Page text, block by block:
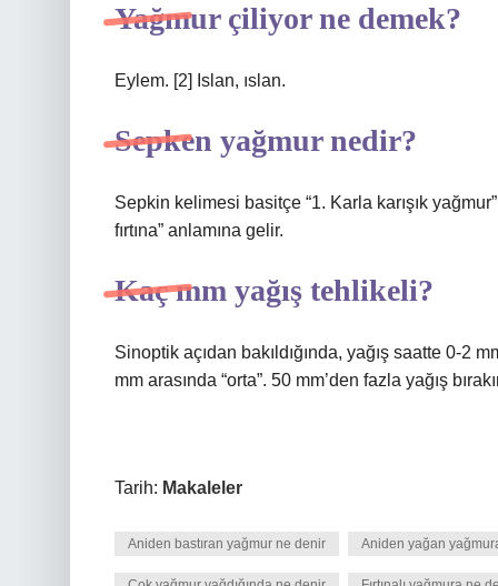
Yağmur çiliyor ne demek?
Eylem. [2] Islan, ıslan.
Sepken yağmur nedir?
Sepkin kelimesi basitçe “1. Karla karışık
fırtına” anlamına gelir.
Kaç mm yağış tehlikeli?
Sinoptik açıdan bakıldığında, yağış saatte 0-2
mm arasında “orta”. 50 mm’den fazla yağış
Tarih: Makaleler
Aniden bastıran yağmur ne denir Aniden yağan